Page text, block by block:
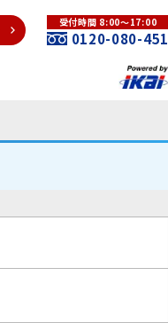
受付時間 8:00～17:00
0120-080-451